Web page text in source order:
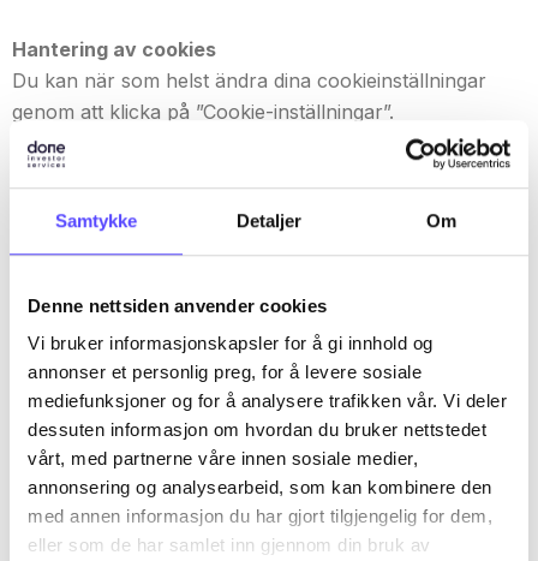
Samtykke Detaljer Om
Denne nettsiden anvender cookies
Vi bruker informasjonskapsler for å gi innhold og
annonser et personlig preg, for å levere sosiale
mediefunksjoner og for å analysere trafikken vår. Vi deler
dessuten informasjon om hvordan du bruker nettstedet
vårt, med partnerne våre innen sosiale medier,
annonsering og analysearbeid, som kan kombinere den
med annen informasjon du har gjort tilgjengelig for dem,
eller som de har samlet inn gjennom din bruk av
Hantering av cookies
Du kan när som helst ändra dina cookieinställningar
genom att klicka på ”Cookie-inställningar”.
Du kan också blockera eller ta bort cookies via din
webbläsare: ChromesariFirefoxInternet ExplorerFör
hjälpdokumentation.
for å gi innhold og annonser et personlig preg, for å levere sosiale
informasjon om hvordan du bruker nettstedet vårt, med partnerne
våre innen sosiale medier, annonsering og analysearbeid, som kan
kombinere den med annen informasjon du har gjort tilgjengelig for
dem, eller som de har samlet inn gjennom din bruk av tjenestene
Cookies er små tekstfiler som kan brukes av nettsteder for å gjøre
en brukers opplevelse mer effektiv.
Loven sier at vi kan lagre informasjonskapsler på enheten hvis de